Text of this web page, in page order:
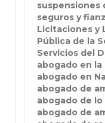
suspensiones
seguros y
Licitaciones y
Pública de la
Servicios del
abogado en la
abogado en
abogado de
abogado de
abogado de